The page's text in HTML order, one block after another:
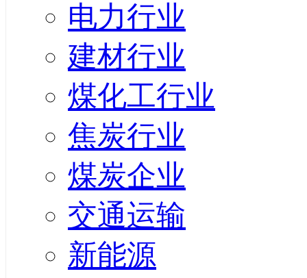
电力行业
建材行业
煤化工行业
焦炭行业
煤炭企业
交通运输
新能源